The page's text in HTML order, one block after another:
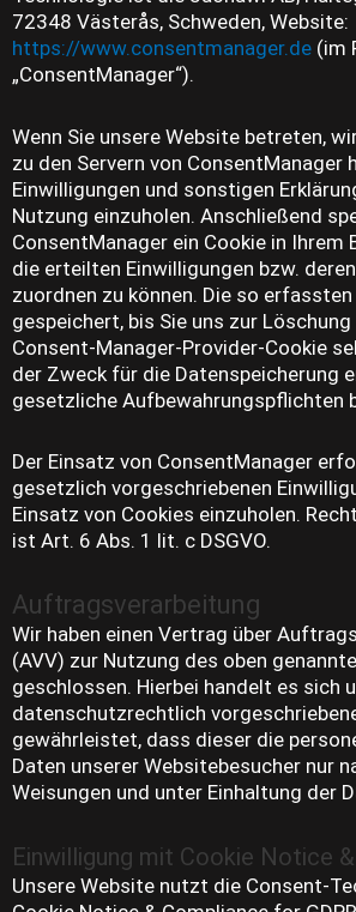
72348 Västerås, Schweden, Website:
https://www.consentmanager.de (im
„ConsentManager“).
Wenn Sie unsere Website betreten,
zu den Servern von ConsentManager
Einwilligungen und sonstigen
Nutzung einzuholen. Anschließend
ConsentManager ein Cookie in Ihrem
die erteilten Einwilligungen bzw.
zuordnen zu können. Die so
gespeichert, bis Sie uns zur
Consent-Manager-Provider-Cookie
der Zweck für die Datenspeicherung
gesetzliche Aufbewahrungspflichten
Der Einsatz von ConsentManager
gesetzlich vorgeschriebenen
Einsatz von Cookies einzuholen.
ist Art. 6 Abs. 1 lit. c DSGVO.
Auftragsverarbeitung
Wir haben einen Vertrag über
(AVV) zur Nutzung des oben
geschlossen. Hierbei handelt es sich
datenschutzrechtlich
gewährleistet, dass dieser die
Daten unserer Websitebesucher nur
Weisungen und unter Einhaltung der
Einwilligung mit Cookie Notice
Unsere Website nutzt die Consent-